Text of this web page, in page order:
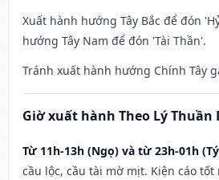
Xuất hành hướng Tây Bắc để đón
hướng Tây Nam để đón 'Tài Thần'.
Tránh xuất hành hướng Chính Tây
Giờ xuất hành Theo Lý Thuần
Từ 11h-13h (Ngọ) và từ 23h-01h
cầu lộc, cầu tài mờ mịt. Kiện cáo